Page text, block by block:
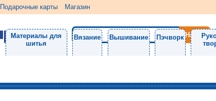
Подарочные карты Магазин
Материалы для
шитья
Вязание Вышивание Пэчворк